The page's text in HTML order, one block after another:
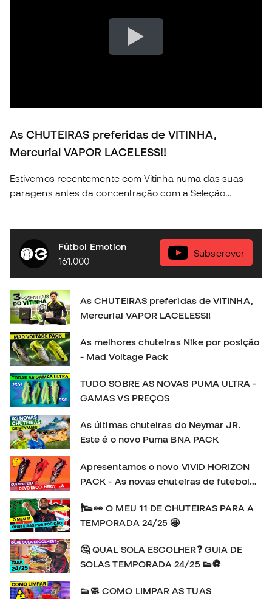
As CHUTEIRAS preferidas de VITINHA,
Mercurial VAPOR LACELESS!!
Estivemos recentemente com Vitinha numa das suas
paragens antes da concentração com a Seleção
seleção. Descobre a nova coleção Nike Football na tua
loja Fútbol Emotion mas perto de ti, ou então na nossa
loja online em 🛒 https://www.futbolemotion.com/pt
#nikefootball #nikemercurial #vitinha
Fútbol Emotion
161.000
Subscrever
As CHUTEIRAS preferidas de VITINHA,
Mercurial VAPOR LACELESS!!
As melhores chuteiras Nike por posição
- Mad Voltage Pack
TUDO SOBRE AS NOVAS PUMA ULTRA -
GAMAS VS PREÇOS
As últimas chuteiras do Neymar JR.
Este é o novo Puma BNA PACK
Apresentamos o novo VIVID HORIZON
PACK - As novas chuteiras de futebol
🕴👟👀 O MEU 11 DE CHUTEIRAS PARA A
TEMPORADA 24/25 🤩
🤔 QUAL SOLA ESCOLHER❓ GUIA DE
SOLAS TEMPORADA 24/25 👟⚽
👟🧼 COMO LIMPAR AS TUAS